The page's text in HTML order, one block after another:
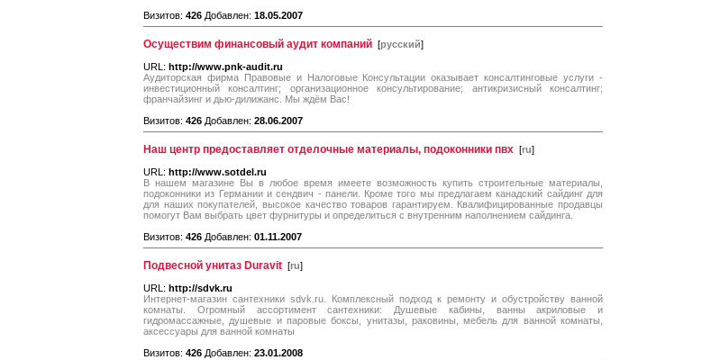
Визитов: 426 Добавлен: 18.05.2007
Осуществим финансовый аудит компаний [русский]
URL: http://www.pnk-audit.ru
Аудиторская фирма Правовые и Налоговые Консультации оказывает консалтинговые услуги -
инвестиционный консалтинг; организационное консультирование; антикризисный консалтинг;
франчайзинг и дью-дилижанс. Мы ждём Вас!
Визитов: 426 Добавлен: 28.06.2007
Наш центр предоставляет отделочные материалы, подоконники пвх [ru]
URL: http://www.sotdel.ru
В нашем магазине Вы в любое время имеете возможность купить строительные материалы,
подоконники из Германии и сендвич - панели. Кроме того мы предлагаем канадский сайдинг для
для наших покупателей, высокое качество товаров гарантируем. Квалифицированные продавцы
помогут Вам выбрать цвет фурнитуры и определиться с внутренним наполнением сайдинга.
Визитов: 426 Добавлен: 01.11.2007
Подвесной унитаз Duravit [ru]
URL: http://sdvk.ru
Интернет-магазин сантехники sdvk.ru. Комплексный подход к ремонту и обустройству ванной
комнаты. Огромный ассортимент сантехники: Душевые кабины, ванны акриловые и
гидромассажные, душевые и паровые боксы, унитазы, раковины, мебель для ванной комнаты,
аксессуары для ванной комнаты
Визитов: 426 Добавлен: 23.01.2008